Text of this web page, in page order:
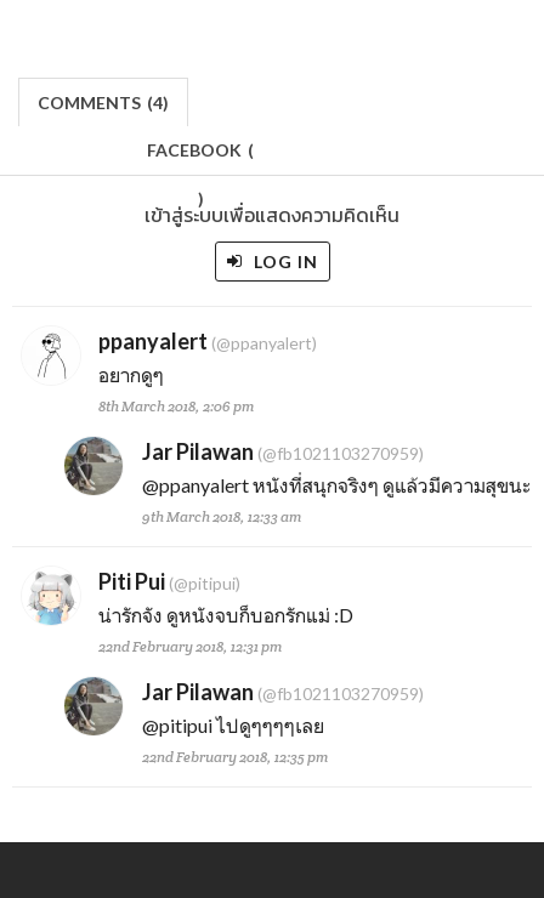
COMMENTS (4)
FACEBOOK (
)
เข้าสู่ระบบเพื่อแสดงความคิดเห็น
LOG IN
ppanyalert (@ppanyalert)
อยากดูๆ
8th March 2018, 2:06 pm
Jar Pilawan (@fb1021103270959)
@ppanyalertหนังที่สนุกจริงๆ ดูแล้วมีความสุขนะ
9th March 2018, 12:33 am
Piti Pui (@pitipui)
น่ารักจัง ดูหนังจบก็บอกรักแม่ :D
22nd February 2018, 12:31 pm
Jar Pilawan (@fb1021103270959)
@pitipuiไปดูๆๆๆๆเลย
22nd February 2018, 12:35 pm